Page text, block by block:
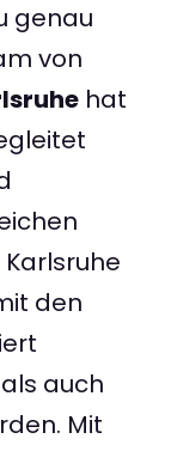
genau
von
hat
den
auch
Mit